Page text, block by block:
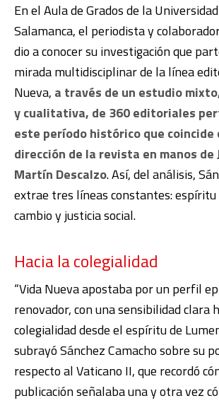
En el Aula de Grados de la
Salamanca, el periodista y
dio a conocer su investigación que
mirada multidisciplinar de la línea
Nueva, a través de un estudio
y cualitativa, de 360 editoriales
este período histórico que coincide
dirección de la revista en manos de
Martín Descalzo. Así, del análisis,
extrae tres líneas constantes: espíritu
cambio y justicia social.
Hacia la colegialidad
“Vida Nueva apostaba por un perfil
renovador, con una sensibilidad clara
colegialidad desde el espíritu de
subrayó Sánchez Camacho sobre su
respecto al Vaticano II, que recordó
publicación señalaba una y otra vez